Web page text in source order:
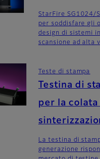
StarFire SG1024/
per soddisfare gli
design di sistemi
scansione ad alta
Teste di stampa
Testina di
per la colata
La testina di
generazione